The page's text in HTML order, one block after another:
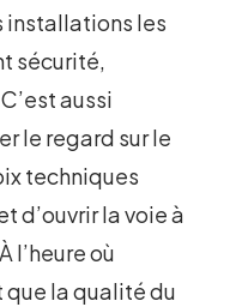
installations les
sécurité,
aussi
le regard sur le
techniques
d’ouvrir la voie à
l’heure où
que la qualité du